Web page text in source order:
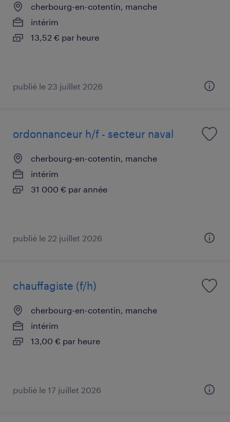
cherbourg-en-cotentin, manche
intérim
13,52 € par heure
publié le 23 juillet 2026
ordonnanceur h/f - secteur naval
cherbourg-en-cotentin, manche
intérim
31 000 € par année
publié le 22 juillet 2026
chauffagiste (f/h)
cherbourg-en-cotentin, manche
intérim
13,00 € par heure
publié le 17 juillet 2026